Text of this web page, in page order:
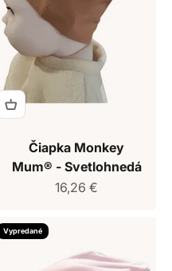
Čiapka Monkey
Mum® - Svetlohnedá
Predajná cena
16,26 €
Vypredané